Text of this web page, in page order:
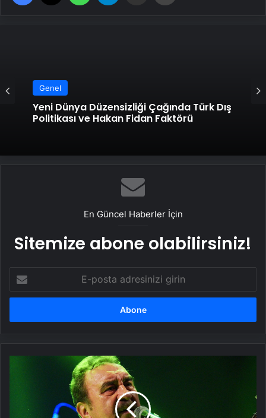
Genel
Yeni Dünya Düzensizliği Çağında Türk Dış
Politikası ve Hakan Fidan Faktörü
En Güncel Haberler İçin
Sitemize abone olabilirsiniz!
posta
adresinizi